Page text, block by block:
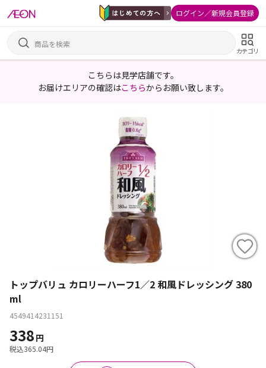
ログイン／新規会員登録
カテゴリ
こちらは見学店舗です。
お届けエリアの確認はこちらからお願い致します。
トップバリュ カロリーハーフ1／2 和風ドレッシング 380
ml
4549414231151
338 円
税込365.04円